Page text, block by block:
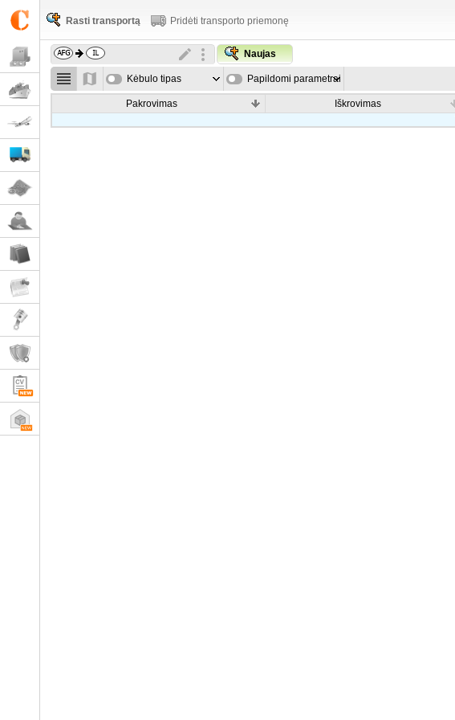
Rasti transportą Pridėti transporto priemonę
Naujas
Kėbulo tipas Papildomi parametrai
Pakrovimas Iškrovimas